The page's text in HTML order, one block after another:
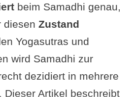
beim Samadhi genau,
diesen Zustand
Yogasutras und
wird Samadhi zur
dezidiert in mehrere
Dieser Artikel beschreibt